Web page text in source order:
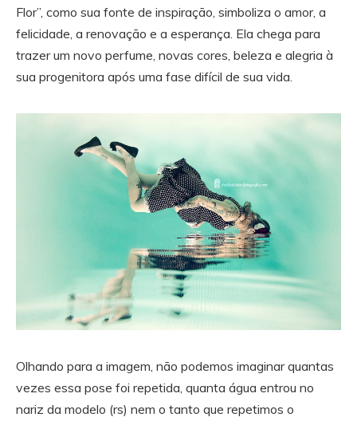
Flor”, como sua fonte de inspiração, simboliza o amor, a
felicidade, a renovação e a esperança. Ela chega para
trazer um novo perfume, novas cores, beleza e alegria à
sua progenitora após uma fase difícil de sua vida.
Olhando para a imagem, não podemos imaginar quantas
vezes essa pose foi repetida, quanta água entrou no
nariz da modelo (rs) nem o tanto que repetimos o